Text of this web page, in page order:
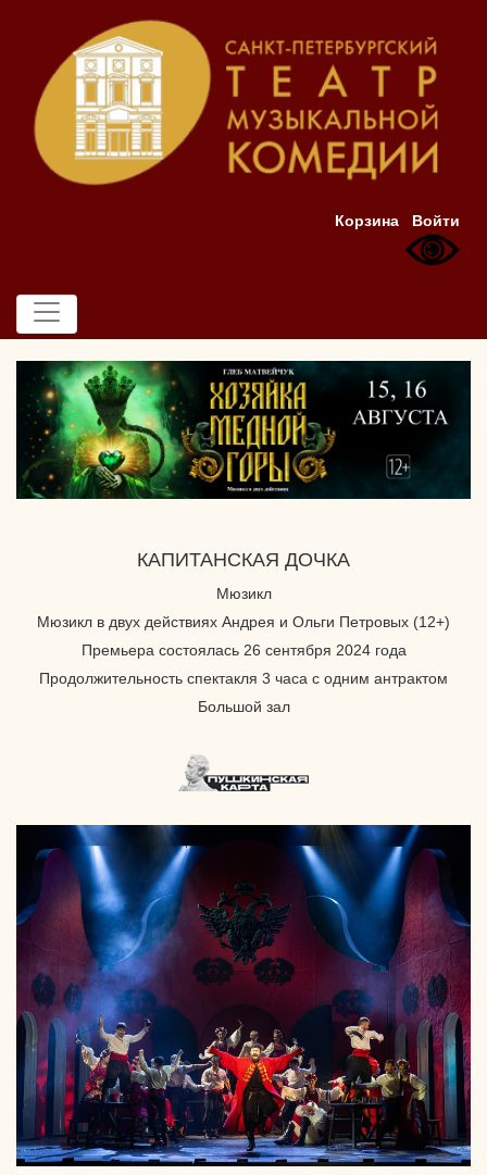
Корзина Войти
КАПИТАНСКАЯ ДОЧКА
Мюзикл
Мюзикл в двух действиях Андрея и Ольги Петровых (12+)
Премьера состоялась 26 сентября 2024 года
Продолжительность спектакля 3 часа с одним антрактом
Большой зал